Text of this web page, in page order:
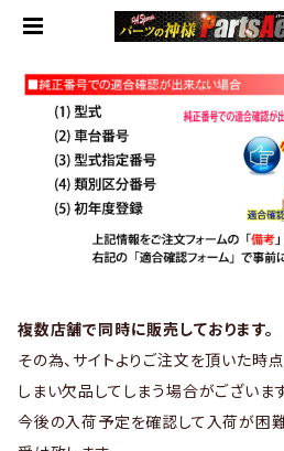
複数店舗で同時に販売しております。
その為、サイトよりご注文を頂いた時
しまい欠品してしまう場合がございます
今後の入荷予定を確認して入荷が困